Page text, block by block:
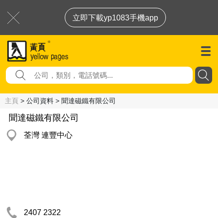
立即下載yp1083手機app
主頁 > 公司資料 > 聞達磁鐵有限公司
聞達磁鐵有限公司
荃灣 連豐中心
2407 2322